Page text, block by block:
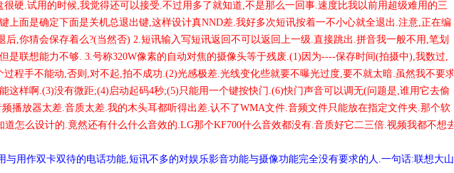
硬.试用的时候,我觉得还可以接受.不过用多了就知道,不是那么一回事.速度比我以前用超级难用的三
上面是确定下面是关机总退出键,这样设计真NND差.我好多次短讯按着一不小心就全退出.注意,正在编
后,你猜会保存着么?(当然否) 2.短讯输入写短讯返回不可以返回上一级.直接跳出.拼音我一般不用,笔划
是联想能力不够. 3.号称320W像素的自动对焦的摄像头等于残废.(1)因为----保存时间(拍摄中),我数过,
过程手不能动,否则,对不起,拍不成功.(2)光感极差.光线变化些就要不曝光过度,要不就太暗.虽然我不要求
这样啊.(3)没有微距;(4)启动起码4秒;(5)只能用一个键按快门.(6)快门声音可以调无(问题是,谁用它去偷
播放器太差.音质太差.我的木头耳都听得出差.认不了WMA文件.音频文件只能放在指定文件夹.那个软
道怎么设计的.竟然还有什么什么音效的.LG那个KF700什么音效都没有.音质好它二三倍.视频我都不想去
与用作双卡双待的电话功能,短讯不多的对娱乐影音功能与摄像功能完全没有要求的人.一句话:联想大山